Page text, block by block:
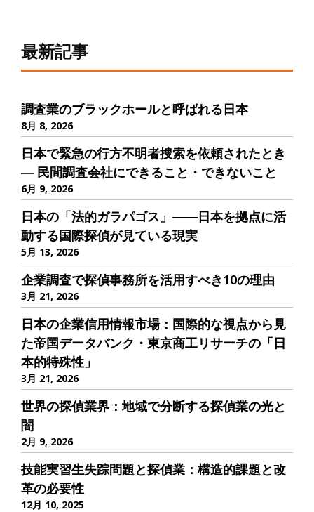
最新記事
調査業のブラックホールと呼ばれる日本
8月 8, 2026
日本で緊急の行方不明者捜索を依頼されたとき
― 民間調査会社にできること・できないこと
6月 9, 2026
日本の「法的ガラパゴス」――日本を拠点に活
動する国際探偵が見ている現実
5月 13, 2026
企業調査で探偵事務所を活用すべき10の理由
3月 21, 2026
日本の企業信用情報市場：国際的な視点から見
た帝国データバンク・東京商工リサーチの「日
本的特殊性」
3月 21, 2026
世界の探偵業界：地域で分断する探偵業の光と
闇
2月 9, 2026
技能実習生失踪問題と探偵業：構造的課題と改
革の必要性
12月 10, 2025